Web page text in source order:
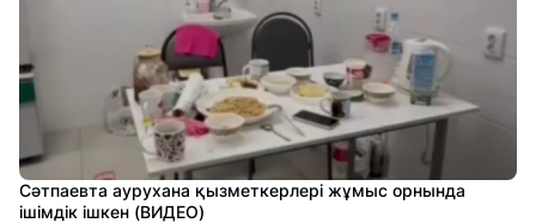
Сәтпаевта аурухана қызметкерлері жұмыс орнында
ішімдік ішкен (ВИДЕО)